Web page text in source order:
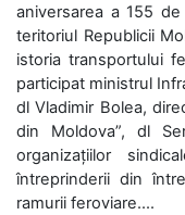
aniversarea a 155
teritoriul Republicii
istoria transportului
participat ministrul
dl Vladimir Bolea,
din Moldova”, dl
organizațiilor
întreprinderii din
ramurii feroviare....